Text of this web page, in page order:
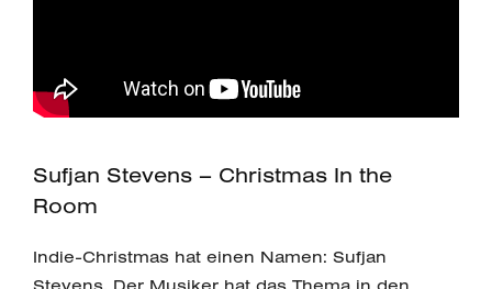
Sufjan Stevens – Christmas In the
Room
Indie-Christmas hat einen Namen: Sufjan